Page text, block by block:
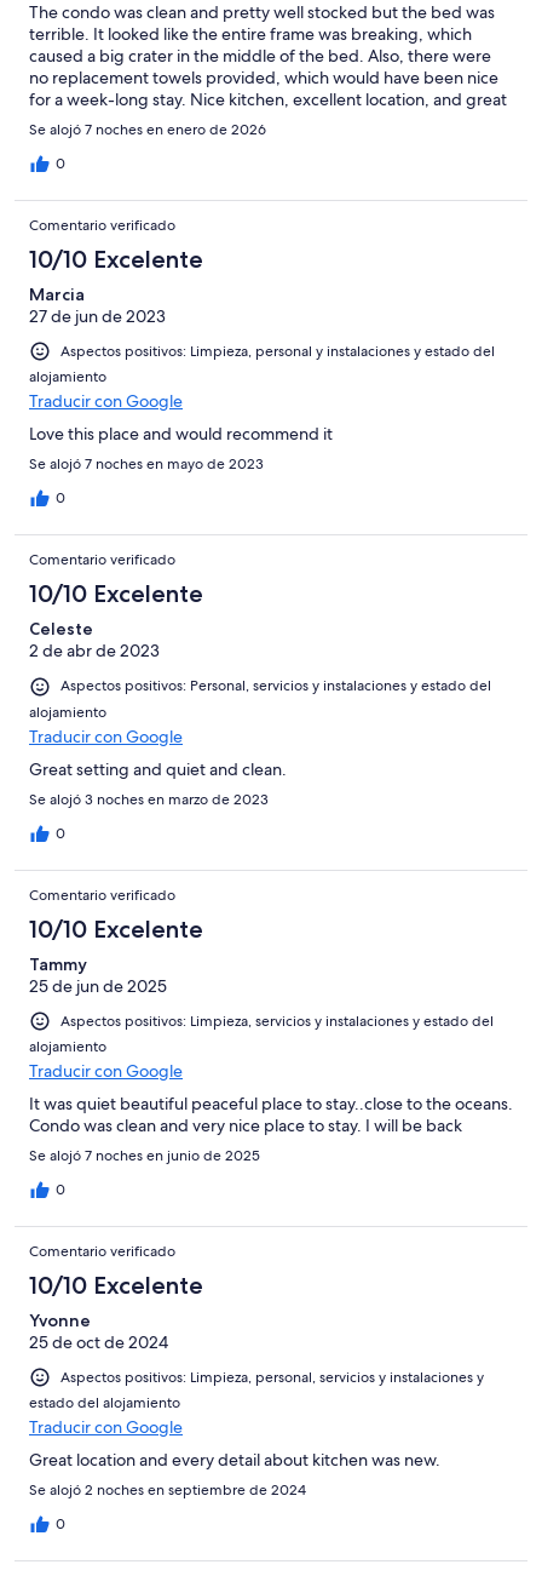
The condo was clean and pretty well stocked but the bed was
terrible. It looked like the entire frame was breaking, which
caused a big crater in the middle of the bed. Also, there were
no replacement towels provided, which would have been nice
for a week-long stay. Nice kitchen, excellent location, and great
pools.
Se alojó 7 noches en enero de 2026
0
Comentario verificado
10/10 Excelente
Marcia
27 de jun de 2023
Aspectos positivos: Limpieza, personal y instalaciones y estado del
alojamiento
Traducir con Google
Love this place and would recommend it
Se alojó 7 noches en mayo de 2023
0
Comentario verificado
10/10 Excelente
Celeste
2 de abr de 2023
Aspectos positivos: Personal, servicios y instalaciones y estado del
alojamiento
Traducir con Google
Great setting and quiet and clean.
Se alojó 3 noches en marzo de 2023
0
Comentario verificado
10/10 Excelente
Tammy
25 de jun de 2025
Aspectos positivos: Limpieza, servicios y instalaciones y estado del
alojamiento
Traducir con Google
It was quiet beautiful peaceful place to stay..close to the oceans.
Condo was clean and very nice place to stay. I will be back
Se alojó 7 noches en junio de 2025
0
Comentario verificado
10/10 Excelente
Yvonne
25 de oct de 2024
Aspectos positivos: Limpieza, personal, servicios y instalaciones y
estado del alojamiento
Traducir con Google
Great location and every detail about kitchen was new.
Se alojó 2 noches en septiembre de 2024
0